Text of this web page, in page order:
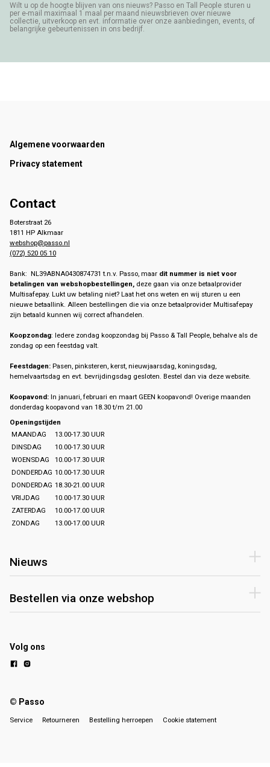
Wilt u op de hoogte blijven van ons nieuws? Passo en Tall People sturen u
per e-mail maximaal 1 maal per maand nieuwsbrieven over nieuwe
collectie, uitverkoop en evt. informatie over onze aanbiedingen, events, of
belangrijke gebeurtenissen in ons bedrijf.
Footer
Algemene voorwaarden
Privacy statement
Contact
Boterstraat 26
1811 HP Alkmaar
webshop@passo.nl
(072) 520 05 10
Bank: NL39ABNA0430874731 t.n.v. Passo, maar dit nummer is niet voor
betalingen van webshopbestellingen, deze gaan via onze betaalprovider
Multisafepay. Lukt uw betaling niet? Laat het ons weten en wij sturen u een
nieuwe betaallink. Alleen bestellingen die via onze betaalprovider Multisafepay
zijn betaald kunnen wij correct afhandelen.
Koopzondag: Iedere zondag koopzondag bij Passo & Tall People, behalve als de
zondag op een feestdag valt.
Feestdagen: Pasen, pinksteren, kerst, nieuwjaarsdag, koningsdag,
hemelvaartsdag en evt. bevrijdingsdag gesloten. Bestel dan via deze website.
Koopavond: In januari, februari en maart GEEN koopavond! Overige maanden
donderdag koopavond van 18.30 t/m 21.00
Openingstijden
MAANDAG
13.00-17.30 UUR
DINSDAG
10.00-17.30 UUR
WOENSDAG
10.00-17.30 UUR
DONDERDAG 10.00-17.30 UUR
DONDERDAG 18.30-21.00 UUR
VRIJDAG
10.00-17.30 UUR
ZATERDAG
10.00-17.00 UUR
ZONDAG
13.00-17.00 UUR
Nieuws
Bestellen via onze webshop
Volg ons
© Passo
Service Retourneren Bestelling herroepen Cookie statement